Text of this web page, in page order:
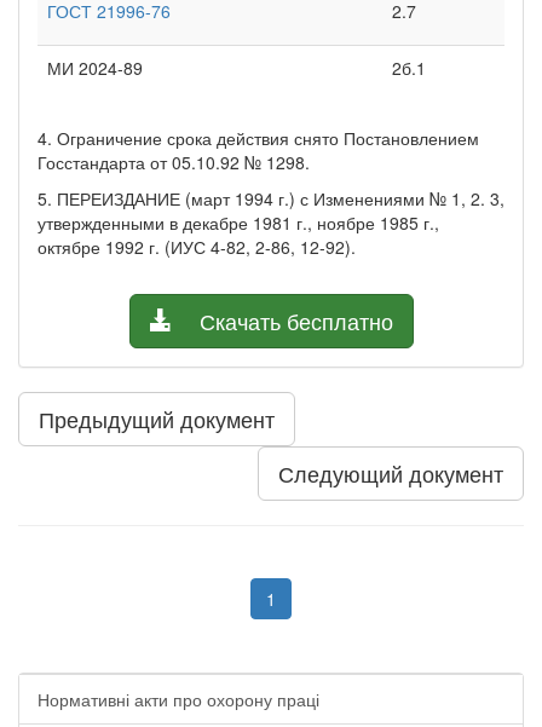
ГОСТ 21996-76 2.7
МИ 2024-89 2б.1
4. Ограничение срока действия снято Постановлением
Госстандарта от 05.10.92 № 1298.
5. ПЕРЕИЗДАНИЕ (март 1994 г.) с Изменениями № 1, 2. 3,
утвержденными в декабре 1981 г., ноябре 1985 г.,
октябре 1992 г. (ИУС 4-82, 2-86, 12-92).
Скачать бесплатно
Предыдущий документ
Следующий документ
1
Нормативні акти про охорону праці